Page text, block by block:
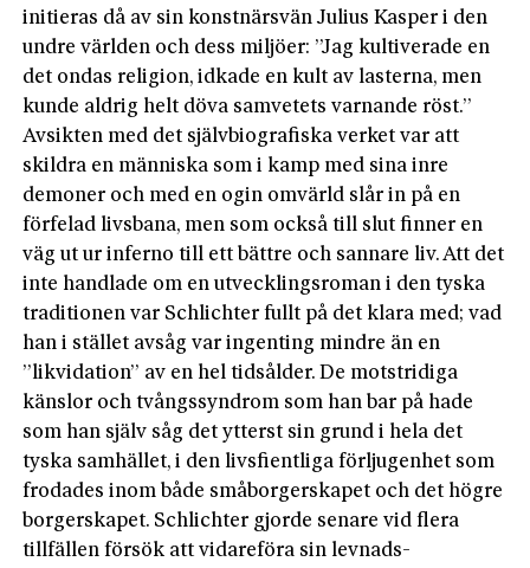
initieras då av sin konstnärsvän Julius Kasper i den
undre världen och dess miljöer: ”Jag kultiverade en
det ondas religion, idkade en kult av lasterna, men
kunde aldrig helt döva samvetets varnande röst.”
Avsikten med det självbiografiska verket var att
skildra en människa som i kamp med sina inre
demoner och med en ogin omvärld slår in på en
förfelad livsbana, men som också till slut finner en
väg ut ur inferno till ett bättre och sannare liv. Att det
inte handlade om en utvecklingsroman i den tyska
traditionen var Schlichter fullt på det klara med; vad
han i stället avsåg var ingenting mindre än en
”likvidation” av en hel tidsålder. De motstridiga
känslor och tvångssyndrom som han bar på hade
som han själv såg det ytterst sin grund i hela det
tyska samhället, i den livsfientliga förljugenhet som
frodades inom både småborgerskapet och det högre
borgerskapet. Schlichter gjorde senare vid flera
tillfällen försök att vidareföra sin levnads­